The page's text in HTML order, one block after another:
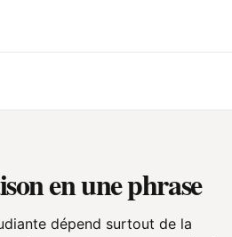
en une phrase
dépend surtout de la